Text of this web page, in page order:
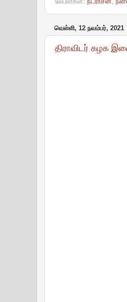
வெள்ளி, 12 நவம்பர், 2021
திராவிடர் கழக